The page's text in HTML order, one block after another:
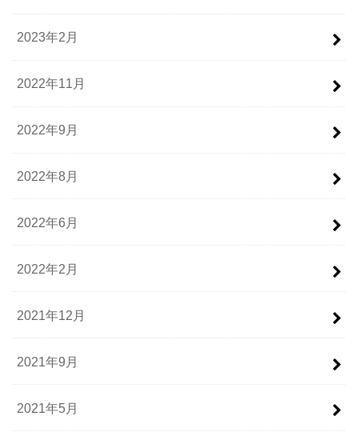
2023年2月
2022年11月
2022年9月
2022年8月
2022年6月
2022年2月
2021年12月
2021年9月
2021年5月